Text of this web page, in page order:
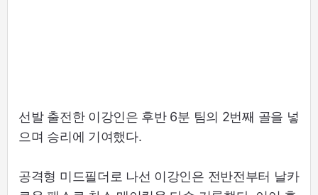
선발 출전한 이강인은 후반 6분 팀의 2번째 골을 넣
으며 승리에 기여했다.
공격형 미드필더로 나선 이강인은 전반전부터 날카